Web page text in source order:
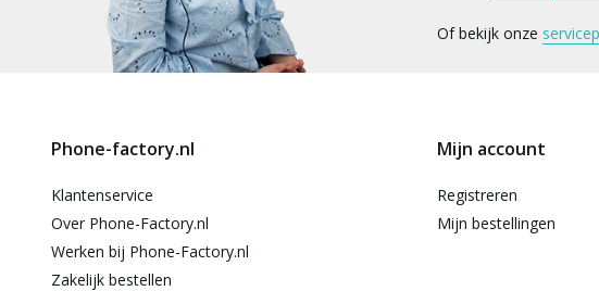
Of bekijk onze
Phone-factory.nl
Klantenservice
Over Phone-Factory.nl
Werken bij Phone-Factory.nl
Zakelijk bestellen
Mijn account
Registreren
Mijn bestellingen